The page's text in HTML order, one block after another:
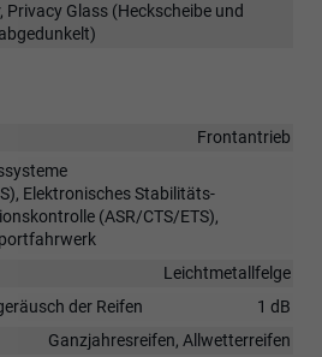
Privacy Glass (Heckscheibe und
Frontantrieb
Elektronisches Stabilitäts-
(ASR/CTS/ETS),
Leichtmetallfelge
der Reifen
1 dB
Ganzjahresreifen, Allwetterreifen